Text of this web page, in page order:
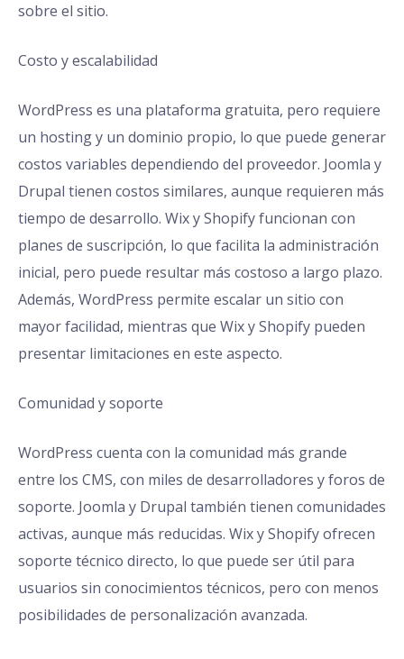
sobre el sitio.
Costo y escalabilidad
WordPress es una plataforma gratuita, pero requiere
un hosting y un dominio propio, lo que puede generar
costos variables dependiendo del proveedor. Joomla y
Drupal tienen costos similares, aunque requieren más
tiempo de desarrollo. Wix y Shopify funcionan con
planes de suscripción, lo que facilita la administración
inicial, pero puede resultar más costoso a largo plazo.
Además, WordPress permite escalar un sitio con
mayor facilidad, mientras que Wix y Shopify pueden
presentar limitaciones en este aspecto.
Comunidad y soporte
WordPress cuenta con la comunidad más grande
entre los CMS, con miles de desarrolladores y foros de
soporte. Joomla y Drupal también tienen comunidades
activas, aunque más reducidas. Wix y Shopify ofrecen
soporte técnico directo, lo que puede ser útil para
usuarios sin conocimientos técnicos, pero con menos
posibilidades de personalización avanzada.